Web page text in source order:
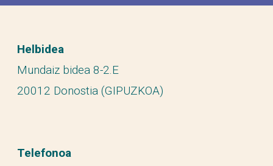
Helbidea
Mundaiz bidea 8-2.E
20012 Donostia (GIPUZKOA)
Telefonoa